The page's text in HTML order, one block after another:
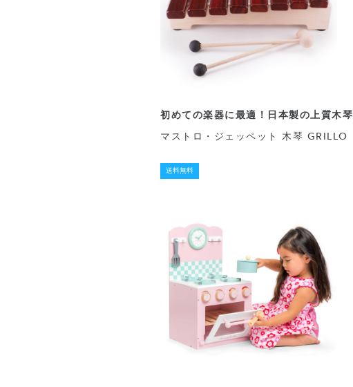
初めての楽器に最適！日本製の上質木琴
マストロ・ジェッペット 木琴 GRILLO
送料無料